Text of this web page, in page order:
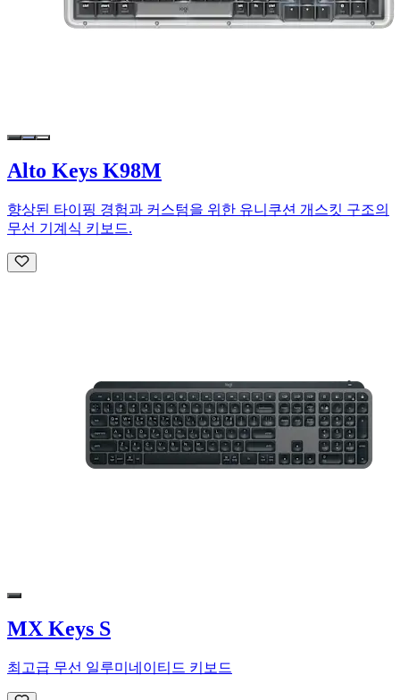
Alto Keys K98M
향상된 타이핑 경험과 커스텀을 위한 유니쿠션 개스킷 구조의
무선 기계식 키보드.
MX Keys S
최고급 무선 일루미네이티드 키보드